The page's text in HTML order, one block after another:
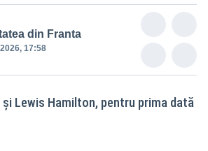
din Franta
17:58
și Lewis Hamilton, pentru prima dată